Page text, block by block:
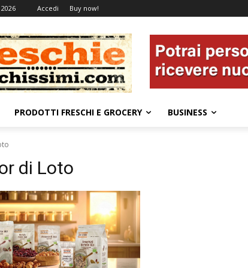
Accedi Buy now!
PRODOTTI FRESCHI E GROCERY BUSINESS
di Loto